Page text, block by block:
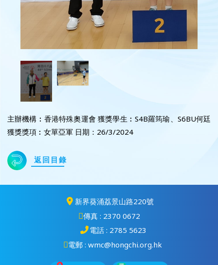
主辦機構︰香港特殊奧運會 獲獎學生︰S4B羅筠瑜、S6BU何廷
獲獎獎項︰女單亞軍 日期：26/3/2024
返回目錄
新界葵涌荔景山路220號
傳真 : 2370 0672
電話 : 2785 5623
電郵 : wmc@hongchi.org.hk